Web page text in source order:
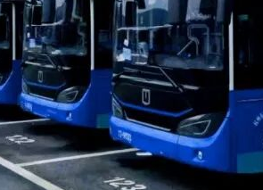
共资源电子交易平台（以下简称“电子
易电子服务平台（http://
发布之日起五个工作日。采购公告发